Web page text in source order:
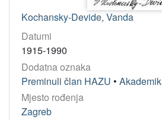
Kochansky-Devide, Vanda
Datumi
1915-1990
Dodatna oznaka
Preminuli član HAZU • Akademik
Mjesto rođenja
Zagreb